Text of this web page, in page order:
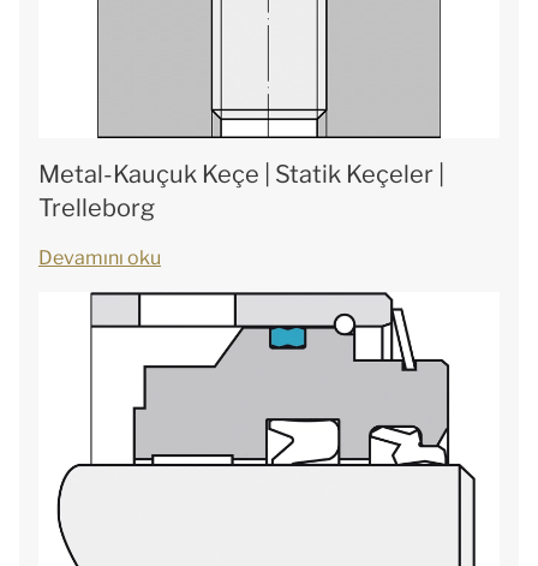
Metal-Kauçuk Keçe | Statik Keçeler |
Trelleborg
Devamını oku